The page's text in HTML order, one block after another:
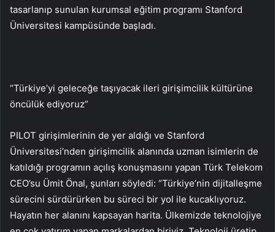
tasarlanıp sunulan kurumsal eğitim programı Stanford
Üniversitesi kampüsünde başladı.
“Türkiye’yi geleceğe taşıyacak ileri girişimcilik kültürüne
öncülük ediyoruz”
PILOT girişimlerinin de yer aldığı ve Stanford
Üniversitesi’nden girişimcilik alanında uzman isimlerin de
katıldığı programın açılış konuşmasını yapan Türk Telekom
CEO’su Ümit Önal, şunları söyledi: “Türkiye’nin dijitalleşme
sürecini sürdürürken bu süreci bir yol ile kucaklıyoruz.
Hayatın her alanını kapsayan harita. Ülkemizde teknolojiye